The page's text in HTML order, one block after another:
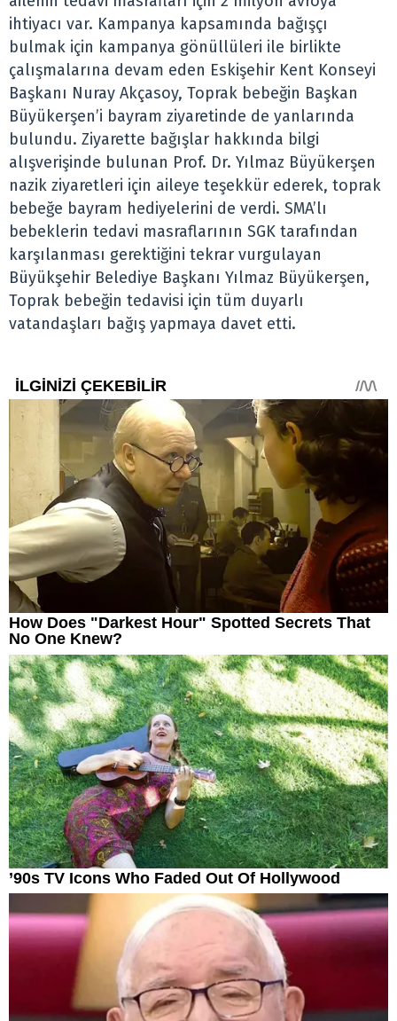
ihtiyacı var. Kampanya kapsamında bağışçı
bulmak için kampanya gönüllüleri ile birlikte
çalışmalarına devam eden Eskişehir Kent Konseyi
Başkanı Nuray Akçasoy, Toprak bebeğin Başkan
Büyükerşen’i bayram ziyaretinde de yanlarında
bulundu. Ziyarette bağışlar hakkında bilgi
alışverişinde bulunan Prof. Dr. Yılmaz Büyükerşen
nazik ziyaretleri için aileye teşekkür ederek, toprak
bebeğe bayram hediyelerini de verdi. SMA’lı
bebeklerin tedavi masraflarının SGK tarafından
karşılanması gerektiğini tekrar vurgulayan
Büyükşehir Belediye Başkanı Yılmaz Büyükerşen,
Toprak bebeğin tedavisi için tüm duyarlı
vatandaşları bağış yapmaya davet etti.